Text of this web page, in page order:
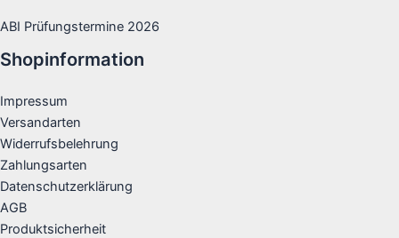
ABI Prüfungstermine 2026
Shopinformation
Impressum
Versandarten
Widerrufsbelehrung
Zahlungsarten
Datenschutzerklärung
AGB
Produktsicherheit